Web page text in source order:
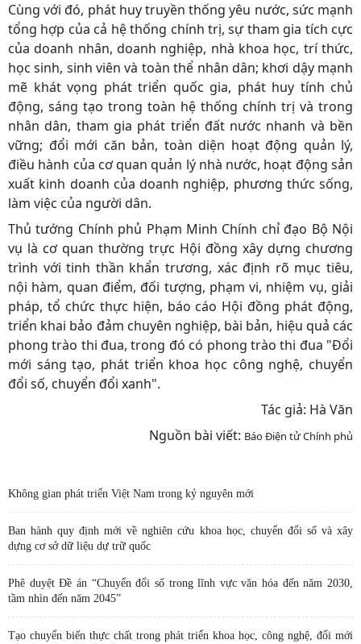
Cùng với đó, phát huy truyền thống yêu nước, sức mạnh
tổng hợp của cả hệ thống chính trị, sự tham gia tích cực
của doanh nhân, doanh nghiệp, nhà khoa học, trí thức,
học sinh, sinh viên và toàn thể nhân dân; khơi dậy mạnh
mẽ khát vọng phát triển quốc gia, phát huy tính chủ
động, sáng tạo trong toàn hệ thống chính trị và trong
nhân dân, tham gia phát triển đất nước nhanh và bền
vững; đổi mới căn bản, toàn diện hoạt động quản lý,
điều hành của cơ quan quản lý nhà nước, hoạt động sản
xuất kinh doanh của doanh nghiệp, phương thức sống,
làm việc của người dân.
Thủ tướng Chính phủ Phạm Minh Chính chỉ đạo Bộ Nội
vụ là cơ quan thường trực Hội đồng xây dựng chương
trình với tinh thần khẩn trương, xác định rõ mục tiêu,
nội hàm, quan điểm, đối tượng, phạm vi, nhiệm vụ, giải
pháp, tổ chức thực hiện, báo cáo Hội đồng phát động,
triển khai bảo đảm chuyên nghiệp, bài bản, hiệu quả các
phong trào thi đua, trong đó có phong trào thi đua "Đổi
mới sáng tạo, phát triển khoa học công nghệ, chuyển
đổi số, chuyển đổi xanh".
Tác giả: Hà Văn
Nguồn bài viết: Báo Điện tử Chính phủ
Không gian phát triển Việt Nam trong kỷ nguyên mới
Ban hành quy định mới về nghiên cứu khoa học, chuyển đổi số và xây
dựng cơ sở dữ liệu dự trữ quốc
Phê duyệt Đề án “Chuyển đổi số trong lĩnh vực văn hóa đến năm 2030,
tầm nhìn đến năm 2045”
Tạo chuyển biến thực chất trong phát triển khoa học, công nghệ, đổi mới